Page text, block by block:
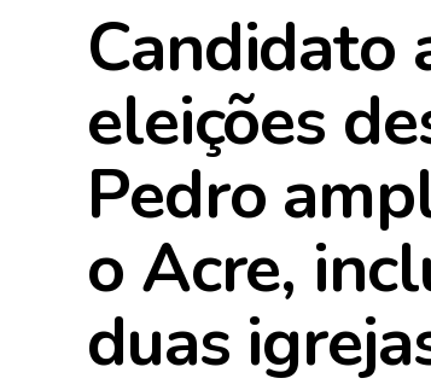
Candidato
eleições
Pedro
o Acre,
duas